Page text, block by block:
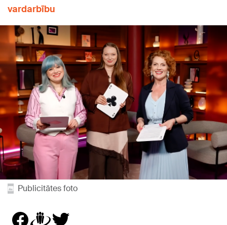
vardarbību
Publicitātes foto